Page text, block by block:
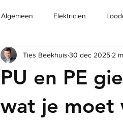
Algemeen Elektricien
PU en PE
wat je moet
Ties Beekhuis 30 dec 2025 2